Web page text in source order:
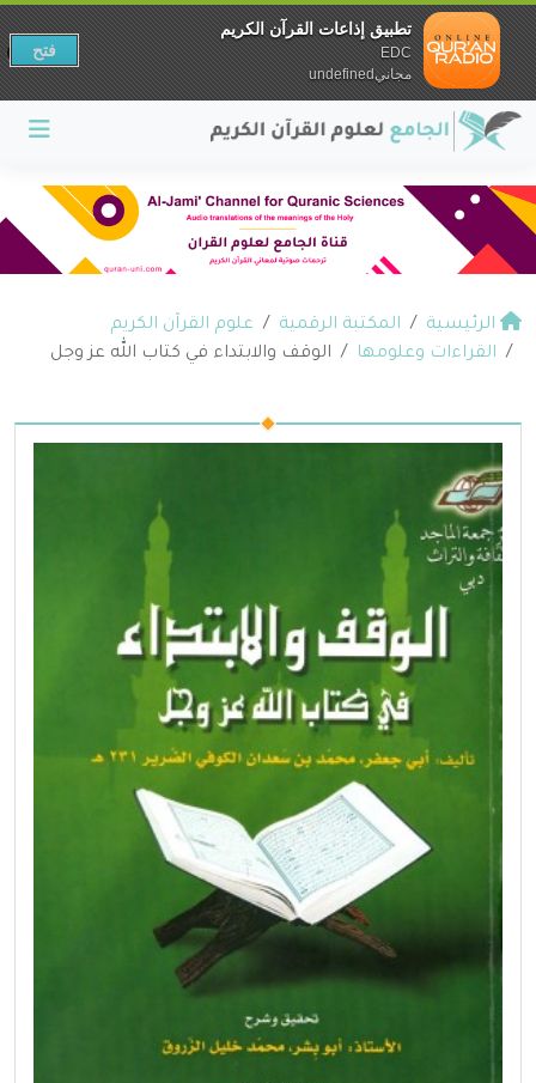
الرئيسية المكتبة الرقمية
علوم القرآن الكريم
القراءات وعلومها
الوقف والابتداء في كتاب الله عز وجل
تطبيق إذاعات القرآن الكريم
EDC
مجانيundefined
فتح